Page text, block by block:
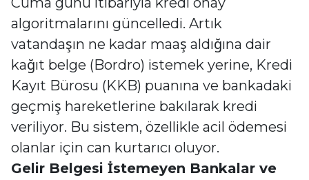
algoritmalarını güncelledi. Artık
vatandaşın ne kadar maaş aldığına dair
kağıt belge (Bordro) istemek yerine, Kredi
Kayıt Bürosu (KKB) puanına ve bankadaki
geçmiş hareketlerine bakılarak kredi
veriliyor. Bu sistem, özellikle acil ödemesi
olanlar için can kurtarıcı oluyor.
Gelir Belgesi İstemeyen Bankalar ve